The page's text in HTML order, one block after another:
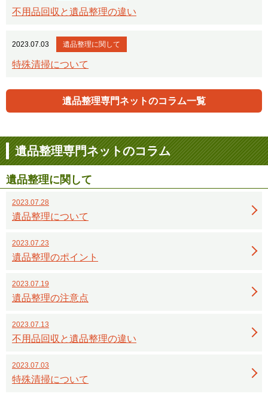
不用品回収と遺品整理の違い
2023.07.03 遺品整理に関して
特殊清掃について
遺品整理専門ネットのコラム一覧
遺品整理専門ネットのコラム
遺品整理に関して
2023.07.28
遺品整理について
2023.07.23
遺品整理のポイント
2023.07.19
遺品整理の注意点
2023.07.13
不用品回収と遺品整理の違い
2023.07.03
特殊清掃について